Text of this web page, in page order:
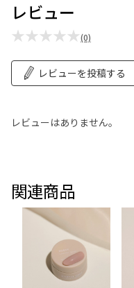
レビュー
★★★★★(0)
レビューを投稿する
レビューはありません。
関連商品